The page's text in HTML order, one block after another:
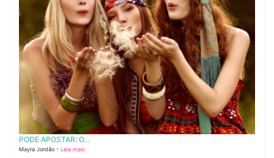
PODE APOSTAR: O...
Mayra Jordão - Leia mais